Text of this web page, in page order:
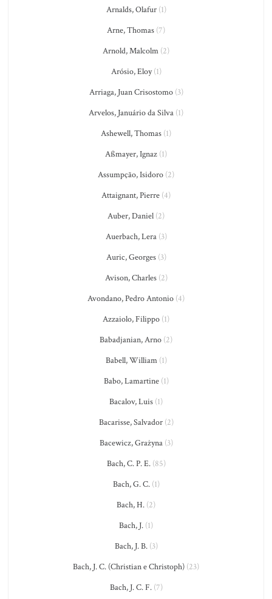
Arnalds, Olafur(1)
Arne, Thomas (7)
Arnold, Malcolm (2)
Arósio, Eloy(1)
Arriaga, Juan Crisostomo(3)
Arvelos, Januário da Silva (1)
Ashewell, Thomas (1)
Aßmayer, Ignaz (1)
Assumpção, Isidoro (2)
Attaignant, Pierre (4)
Auber, Daniel (2)
Auerbach, Lera(3)
Auric, Georges(3)
Avison, Charles(2)
Avondano, Pedro Antonio (4)
Azzaiolo, Filippo (1)
Babadjanian, Arno (2)
Babell, William(1)
Babo, Lamartine(1)
Bacalov, Luis (1)
Bacarisse, Salvador(2)
Bacewicz, Grażyna(3)
Bach, C. P. E.(85)
Bach, G. C.(1)
Bach, H. (2)
Bach, J. (1)
Bach, J. B.(3)
Bach, J. C. (Christian e Christoph) (23)
Bach, J. C. F.(7)